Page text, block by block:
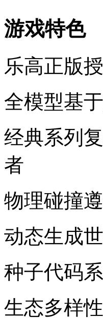
游戏特色
乐高正版
全模型基
经典系列
者
物理碰撞
动态生成
种子代码
生态多样